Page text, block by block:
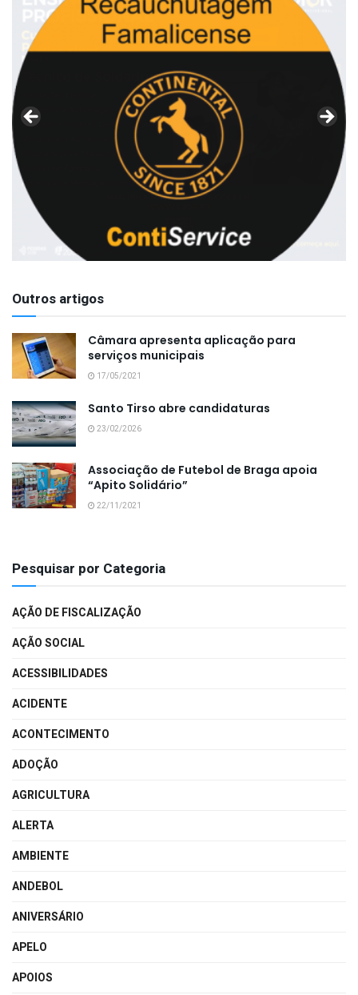
Outros artigos
Câmara apresenta aplicação para
serviços municipais
17/05/2021
Santo Tirso abre candidaturas
23/02/2026
Associação de Futebol de Braga apoia
“Apito Solidário”
22/11/2021
Pesquisar por Categoria
AÇÃO DE FISCALIZAÇÃO
AÇÃO SOCIAL
ACESSIBILIDADES
ACIDENTE
ACONTECIMENTO
ADOÇÃO
AGRICULTURA
ALERTA
AMBIENTE
ANDEBOL
ANIVERSÁRIO
APELO
APOIOS